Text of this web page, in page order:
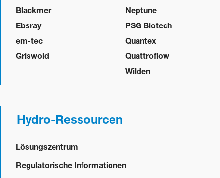
Blackmer
Ebsray
em-tec
Griswold
Neptune
PSG Biotech
Quantex
Quattroflow
Wilden
Hydro-Ressourcen
Lösungszentrum
Regulatorische Informationen